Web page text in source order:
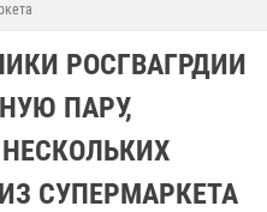
РОСГВАГРДИИ
ПАРУ,
СУПЕРМАРКЕТА